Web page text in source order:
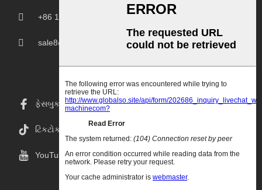
+86 18150207107
sale8@chprintingmachine.com
ફેસબુક
ટિકટોક
YouTube